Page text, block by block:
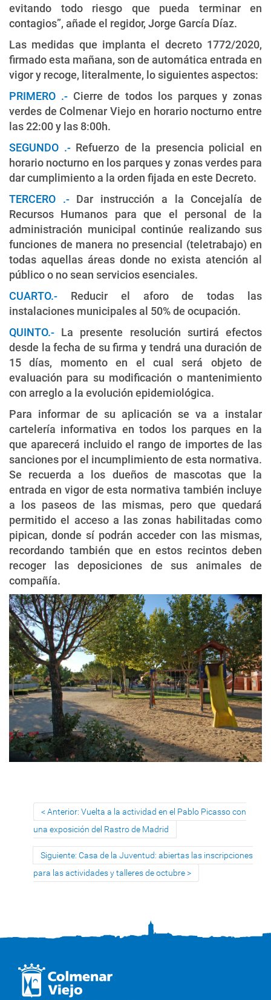
evitando todo riesgo que pueda terminar en
contagios”, añade el regidor, Jorge García Díaz.
Las medidas que implanta el decreto 1772/2020,
firmado esta mañana, son de automática entrada en
vigor y recoge, literalmente, lo siguientes aspectos:
PRIMERO .-Cierre de todos los parques y zonas
verdes de Colmenar Viejo en horario nocturno entre
las 22:00 y las 8:00h.
SEGUNDO .-Refuerzo de la presencia policial en
horario nocturno en los parques y zonas verdes para
dar cumplimiento a la orden fijada en este Decreto.
TERCERO .-Dar instrucción a la Concejalía de
Recursos Humanos para que el personal de la
administración municipal continúe realizando sus
funciones de manera no presencial (teletrabajo) en
todas aquellas áreas donde no exista atención al
público o no sean servicios esenciales.
CUARTO.- Reducir el aforo de todas las
instalaciones municipales al 50% de ocupación.
QUINTO.- La presente resolución surtirá efectos
desde la fecha de su firma y tendrá una duración de
15 días, momento en el cual será objeto de
evaluación para su modificación o mantenimiento
con arreglo a la evolución epidemiológica.
Para informar de su aplicación se va a instalar
cartelería informativa en todos los parques en la
que aparecerá incluido el rango de importes de las
sanciones por el incumplimiento de esta normativa.
Se recuerda a los dueños de mascotas que la
entrada en vigor de esta normativa también incluye
a los paseos de las mismas, pero que quedará
permitido el acceso a las zonas habilitadas como
pipican, donde sí podrán acceder con las mismas,
recordando también que en estos recintos deben
recoger las deposiciones de sus animales de
compañía.
Anterior: Vuelta a la actividad en el Pablo Picasso con
una exposición del Rastro de Madrid
Siguiente: Casa de la Juventud: abiertas las inscripciones
para las actividades y talleres de octubre